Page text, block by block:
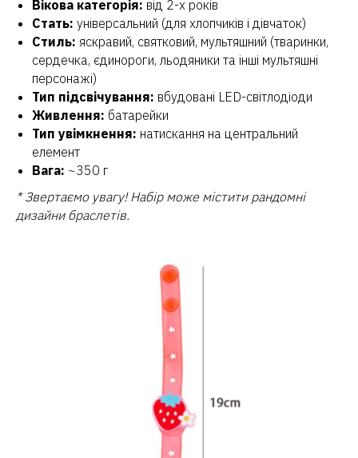
Вікова категорія: від 2-х років
Стать: універсальний (для хлопчиків і дівчаток)
Стиль: яскравий, святковий, мультяшний (тваринки,
сердечка, єдинороги, льодяники та інші мультяшні
персонажі)
Тип підсвічування: вбудовані LED-світлодіоди
Живлення: батарейки
Тип увімкнення: натискання на центральний
елемент
Вага: ~350 г
* Звертаємо увагу! Набір може містити рандомні
дизайни браслетів.